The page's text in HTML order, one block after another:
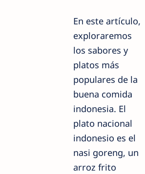
En este artículo,
exploraremos
los sabores y
platos más
populares de la
buena comida
indonesia. El
plato nacional
indonesio es el
nasi goreng, un
arroz frito